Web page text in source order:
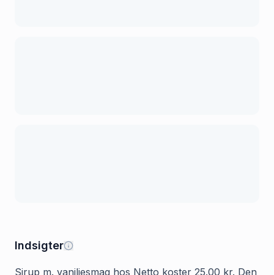
Indsigter
Sirup m. vaniljesmag hos Netto koster 25.00 kr. Den